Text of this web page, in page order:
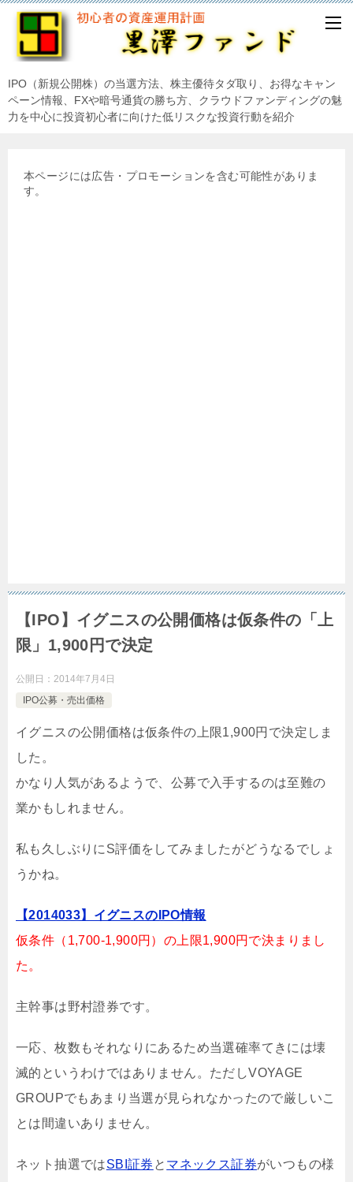
IPO（新規公開株）の当選方法、株主優待タダ取り、お得なキャン
ペーン情報、FXや暗号通貨の勝ち方、クラウドファンディングの魅
力を中心に投資初心者に向けた低リスクな投資行動を紹介
本ページには広告・プロモーションを含む可能性がありま
す。
【IPO】イグニスの公開価格は仮条件の「上
限」1,900円で決定
公開日： 2014年7月4日
IPO公募・売出価格
イグニスの公開価格は仮条件の上限1,900円で決定しま
した。
かなり人気があるようで、公募で入手するのは至難の
業かもしれません。
私も久しぶりにS評価をしてみましたがどうなるでしょ
うかね。
【2014033】イグニスのIPO情報
仮条件（1,700-1,900円）の上限1,900円で決まりまし
た。
主幹事は野村證券です。
一応、枚数もそれなりにあるため当選確率てきには壊
滅的というわけではありません。ただしVOYAGE
GROUPでもあまり当選が見られなかったので厳しいこ
とは間違いありません。
ネット抽選ではSBI証券 と マネックス証券がいつもの様